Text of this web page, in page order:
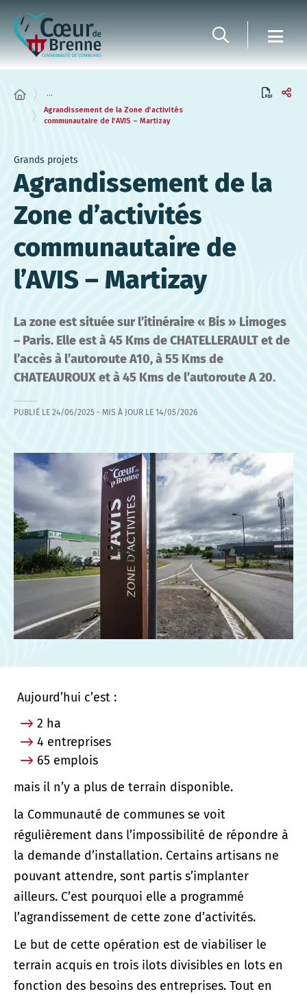
...
Agrandissement de la Zone d’activités
communautaire de l’AVIS – Martizay
Grands projets
Agrandissement de la
Zone d’activités
communautaire de
l’AVIS – Martizay
La zone est située sur l’itinéraire « Bis » Limoges
– Paris. Elle est à 45 Kms de CHATELLERAULT et de
l’accès à l’autoroute A10, à 55 Kms de
CHATEAUROUX et à 45 Kms de l’autoroute A 20.
PUBLIÉ LE 24/06/2025 - MIS À JOUR LE 14/05/2026
Aujourd’hui c’est :
2 ha
4 entreprises
65 emplois
mais il n’y a plus de terrain disponible.
la Communauté de communes se voit
régulièrement dans l’impossibilité de répondre à
la demande d’installation. Certains artisans ne
pouvant attendre, sont partis s’implanter
ailleurs. C’est pourquoi elle a programmé
l’agrandissement de cette zone d’activités.
Le but de cette opération est de viabiliser le
terrain acquis en trois ilots divisibles en lots en
fonction des besoins des entreprises. Tout en